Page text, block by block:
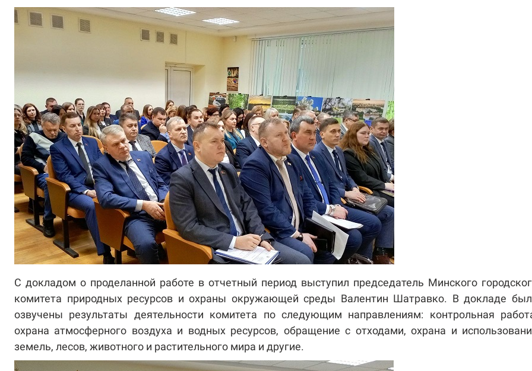
С докладом о проделанной работе в отчетный период выступил председатель Минского
комитета природных ресурсов и охраны окружающей среды Валентин Шатравко. В докладе
озвучены результаты деятельности комитета по следующим направлениям: контрольная
охрана атмосферного воздуха и водных ресурсов, обращение с отходами, охрана и
земель, лесов, животного и растительного мира и другие.